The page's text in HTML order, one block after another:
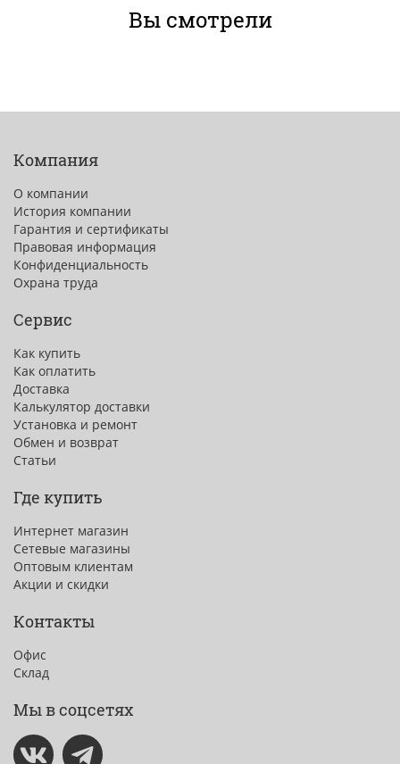
Вы смотрели
Компания
О компании
История компании
Гарантия и сертификаты
Правовая информация
Конфиденциальность
Охрана труда
Сервис
Как купить
Как оплатить
Доставка
Калькулятор доставки
Установка и ремонт
Обмен и возврат
Статьи
Где купить
Интернет магазин
Сетевые магазины
Оптовым клиентам
Акции и скидки
Контакты
Офис
Склад
Мы в соцсетях